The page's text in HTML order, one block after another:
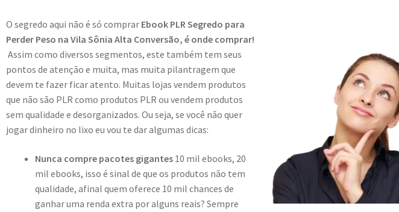
O segredo aqui não é só comprar Ebook PLR Segredo para
Perder Peso na Vila Sônia Alta Conversão, é onde comprar!
Assim como diversos segmentos, este também tem seus
pontos de atenção e muita, mas muita pilantragem que
devem te fazer ficar atento. Muitas lojas vendem produtos
que não são PLR como produtos PLR ou vendem produtos
sem qualidade e desorganizados. Ou seja, se você não quer
jogar dinheiro no lixo eu vou te dar algumas dicas:
Nunca compre pacotes gigantes 10 mil ebooks, 20
mil ebooks, isso é sinal de que os produtos não tem
qualidade, afinal quem oferece 10 mil chances de
ganhar uma renda extra por alguns reais? Sempre